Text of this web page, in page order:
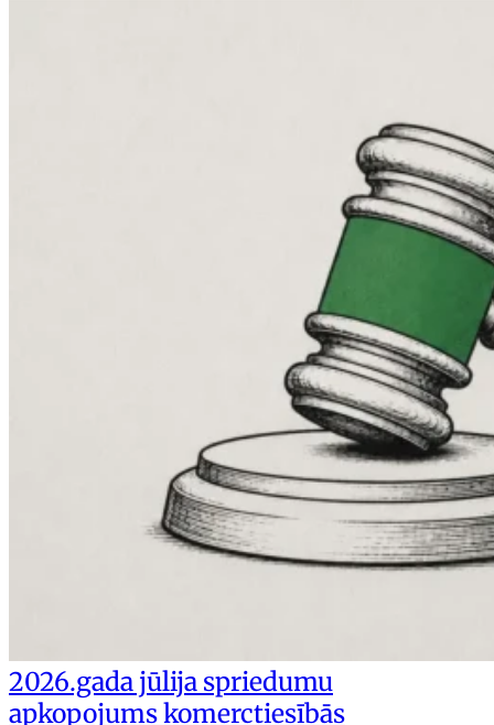
2026.gada jūlija spriedumu
apkopojums komerctiesībās